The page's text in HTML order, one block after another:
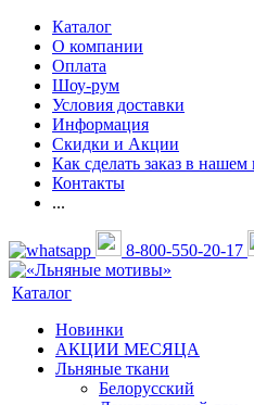
Каталог
О компании
Оплата
Шоу-рум
Условия доставки
Информация
Скидки и Акции
Как сделать заказ в нашем
Контакты
...
8-800-550-20-17
Каталог
Новинки
АКЦИИ МЕСЯЦА
Льняные ткани
Белорусский